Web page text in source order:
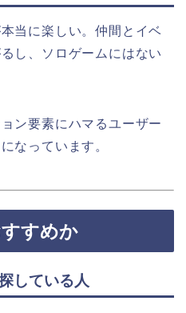
当に楽しい。仲間とイベ
し、ソロゲームにはない
ン要素にハマるユーザー
なっています。
すめか
している人